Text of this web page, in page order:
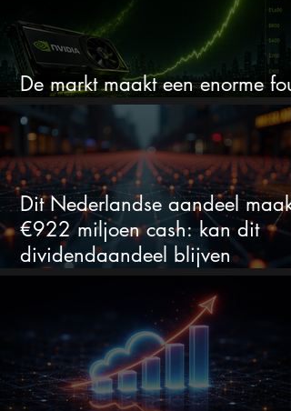
De markt maakt een enorme fout
Dit Nederlandse aandeel maakt
€922 miljoen cash: kan dit
dividendaandeel blijven
verhogen?